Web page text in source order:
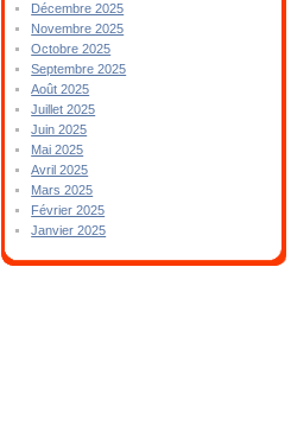
Décembre 2025
Novembre 2025
Octobre 2025
Septembre 2025
Août 2025
Juillet 2025
Juin 2025
Mai 2025
Avril 2025
Mars 2025
Février 2025
Janvier 2025